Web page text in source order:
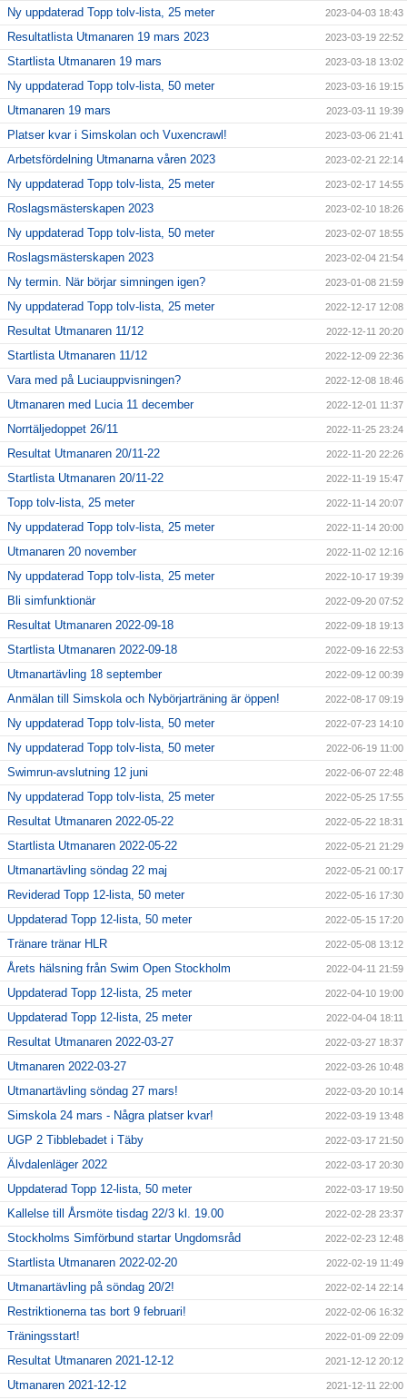
Ny uppdaterad Topp tolv-lista, 25 meter 2023-04-03 18:43
Resultatlista Utmanaren 19 mars 2023 2023-03-19 22:52
Startlista Utmanaren 19 mars 2023-03-18 13:02
Ny uppdaterad Topp tolv-lista, 50 meter 2023-03-16 19:15
Utmanaren 19 mars 2023-03-11 19:39
Platser kvar i Simskolan och Vuxencrawl! 2023-03-06 21:41
Arbetsfördelning Utmanarna våren 2023 2023-02-21 22:14
Ny uppdaterad Topp tolv-lista, 25 meter 2023-02-17 14:55
Roslagsmästerskapen 2023 2023-02-10 18:26
Ny uppdaterad Topp tolv-lista, 50 meter 2023-02-07 18:55
Roslagsmästerskapen 2023 2023-02-04 21:54
Ny termin. När börjar simningen igen? 2023-01-08 21:59
Ny uppdaterad Topp tolv-lista, 25 meter 2022-12-17 12:08
Resultat Utmanaren 11/12 2022-12-11 20:20
Startlista Utmanaren 11/12 2022-12-09 22:36
Vara med på Luciauppvisningen? 2022-12-08 18:46
Utmanaren med Lucia 11 december 2022-12-01 11:37
Norrtäljedoppet 26/11 2022-11-25 23:24
Resultat Utmanaren 20/11-22 2022-11-20 22:26
Startlista Utmanaren 20/11-22 2022-11-19 15:47
Topp tolv-lista, 25 meter 2022-11-14 20:07
Ny uppdaterad Topp tolv-lista, 25 meter 2022-11-14 20:00
Utmanaren 20 november 2022-11-02 12:16
Ny uppdaterad Topp tolv-lista, 25 meter 2022-10-17 19:39
Bli simfunktionär 2022-09-20 07:52
Resultat Utmanaren 2022-09-18 2022-09-18 19:13
Startlista Utmanaren 2022-09-18 2022-09-16 22:53
Utmanartävling 18 september 2022-09-12 00:39
Anmälan till Simskola och Nybörjarträning är öppen! 2022-08-17 09:19
Ny uppdaterad Topp tolv-lista, 50 meter 2022-07-23 14:10
Ny uppdaterad Topp tolv-lista, 50 meter 2022-06-19 11:00
Swimrun-avslutning 12 juni 2022-06-07 22:48
Ny uppdaterad Topp tolv-lista, 25 meter 2022-05-25 17:55
Resultat Utmanaren 2022-05-22 2022-05-22 18:31
Startlista Utmanaren 2022-05-22 2022-05-21 21:29
Utmanartävling söndag 22 maj 2022-05-21 00:17
Reviderad Topp 12-lista, 50 meter 2022-05-16 17:30
Uppdaterad Topp 12-lista, 50 meter 2022-05-15 17:20
Tränare tränar HLR 2022-05-08 13:12
Årets hälsning från Swim Open Stockholm 2022-04-11 21:59
Uppdaterad Topp 12-lista, 25 meter 2022-04-10 19:00
Uppdaterad Topp 12-lista, 25 meter 2022-04-04 18:11
Resultat Utmanaren 2022-03-27 2022-03-27 18:37
Utmanaren 2022-03-27 2022-03-26 10:48
Utmanartävling söndag 27 mars! 2022-03-20 10:14
Simskola 24 mars - Några platser kvar! 2022-03-19 13:48
UGP 2 Tibblebadet i Täby 2022-03-17 21:50
Älvdalenläger 2022 2022-03-17 20:30
Uppdaterad Topp 12-lista, 50 meter 2022-03-17 19:50
Kallelse till Årsmöte tisdag 22/3 kl. 19.00 2022-02-28 23:37
Stockholms Simförbund startar Ungdomsråd 2022-02-23 12:48
Startlista Utmanaren 2022-02-20 2022-02-19 11:49
Utmanartävling på söndag 20/2! 2022-02-14 22:14
Restriktionerna tas bort 9 februari! 2022-02-06 16:32
Träningsstart! 2022-01-09 22:09
Resultat Utmanaren 2021-12-12 2021-12-12 20:12
Utmanaren 2021-12-12 2021-12-11 22:00